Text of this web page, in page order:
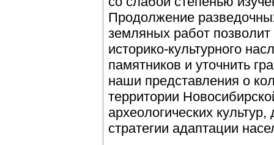
Продолжение
земляных работ
историко-культурного
памятников и уточнить
наши представления о
территории
археологических
стратегии адаптации